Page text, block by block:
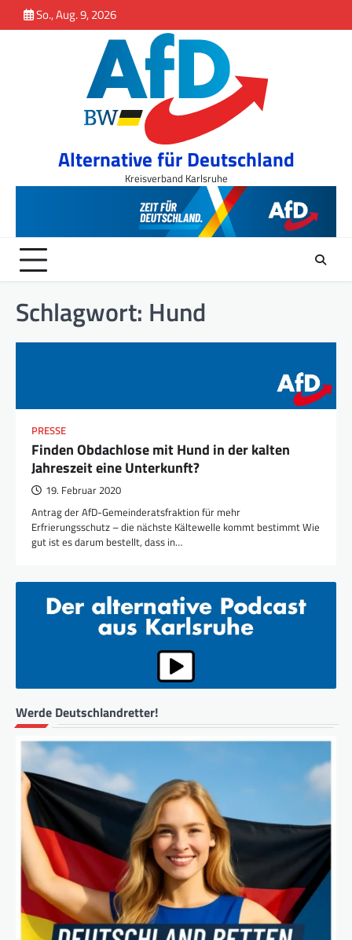
springen
to
So., Aug. 9, 2026
Alternative für Deutschland
Kreisverband Karlsruhe
Schlagwort: Hund
PRESSE
Finden Obdachlose mit Hund in der kalten
Jahreszeit eine Unterkunft?
19. Februar 2020
Antrag der AfD-Gemeinderatsfraktion für mehr
Erfrierungsschutz – die nächste Kältewelle kommt bestimmt Wie
gut ist es darum bestellt, dass in…
Werde Deutschlandretter!